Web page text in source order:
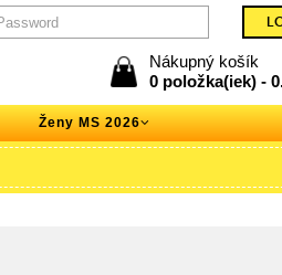
Nákupný košík
0 položka(iek) -
Ženy MS 2026